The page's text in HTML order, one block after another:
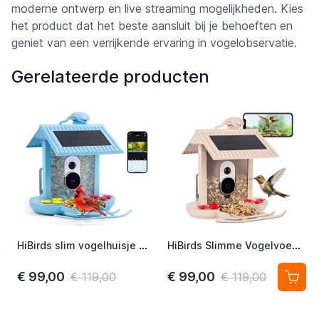
moderne ontwerp en live streaming mogelijkheden. Kies
het product dat het beste aansluit bij je behoeften en
geniet van een verrijkende ervaring in vogelobservatie.
Gerelateerde producten
HiBirds slim vogelhuisje met Camera - Met Zonnepanelen blauw - Camera in nestkast
€ 99,00 € 119,00
HiBirds Slimme Vogelvoeder - vogelhuisje met Camera - Vogelkijkcamera met Zonnepanelen beige
€ 99,00 € 119,00